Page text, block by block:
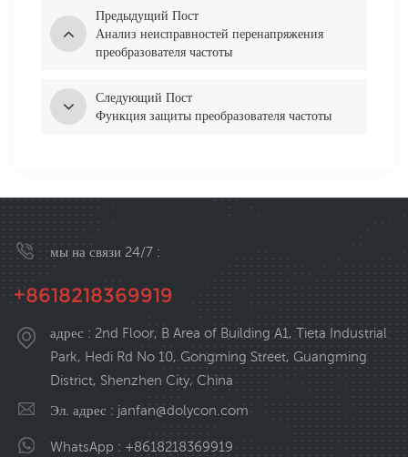
Предыдущий Пост
Анализ неисправностей перенапряжения
преобразователя частоты
Следующий Пост
Функция защиты преобразователя частоты
мы на связи 24/7 :
+8618218369919
адрес : 2nd Floor, B Area of Building A1, Tieta Industrial
Park, Hedi Rd No 10, Gongming Street, Guangming
District, Shenzhen City, China
Эл. адрес : janfan@dolycon.com
WhatsApp : +8618218369919